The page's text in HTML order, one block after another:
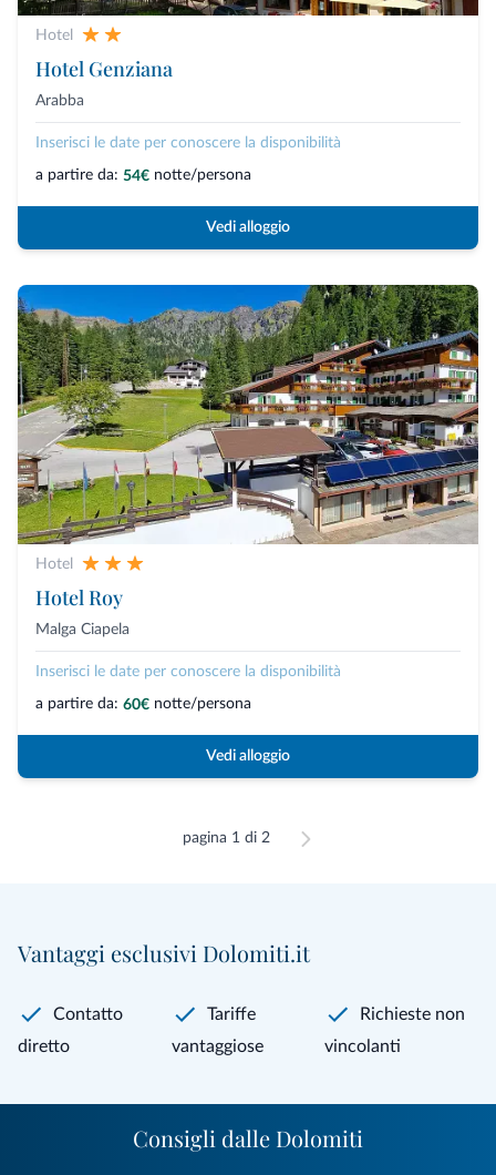
Hotel
Hotel Genziana
Arabba
Inserisci le date per conoscere la disponibilità
a partire da: 54€ notte/persona
Vedi alloggio
Hotel
Hotel Roy
Malga Ciapela
Inserisci le date per conoscere la disponibilità
a partire da: 60€ notte/persona
Vedi alloggio
pagina 1 di 2
Vantaggi esclusivi Dolomiti.it
Contatto
diretto
Tariffe
vantaggiose
Richieste non
vincolanti
Consigli dalle Dolomiti